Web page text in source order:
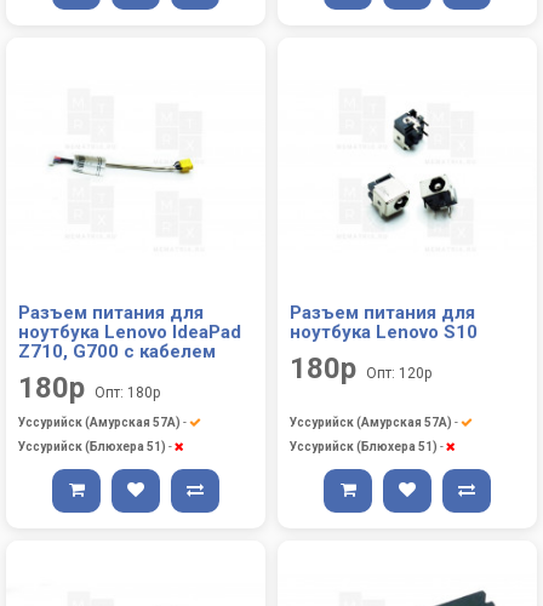
Разъем питания для
ноутбука Lenovo IdeaPad
Z710, G700 с кабелем
180р Опт: 180р
Уссурийск (Амурская 57А) -
Уссурийск (Блюхера 51) -
Разъем питания для
ноутбука Lenovo S10
180р Опт: 120р
Уссурийск (Амурская 57А) -
Уссурийск (Блюхера 51) -